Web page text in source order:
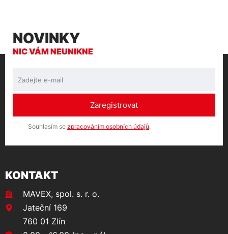
NOVINKY
NIC VÁM NEUNIKNE
Zaregistrovat
Souhlasím se zpracováním osobních údajů.
KONTAKT
MAVEX, spol. s. r. o.
Jateční 169
760 01 Zlín